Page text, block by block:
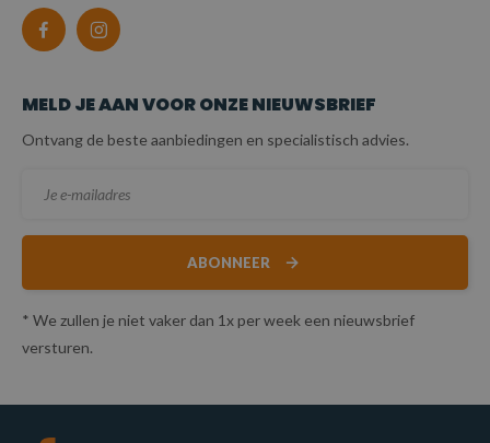
MELD JE AAN VOOR ONZE NIEUWSBRIEF
Ontvang de beste aanbiedingen en specialistisch advies.
ABONNEER
* We zullen je niet vaker dan 1x per week een nieuwsbrief
versturen.